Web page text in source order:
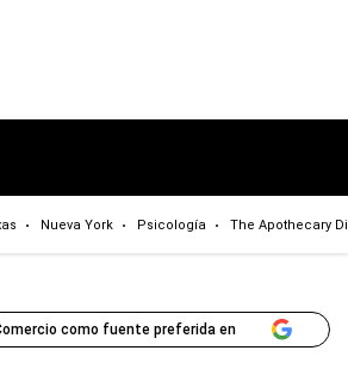
Nueva York Psicología The Apothecary
como fuente preferida en